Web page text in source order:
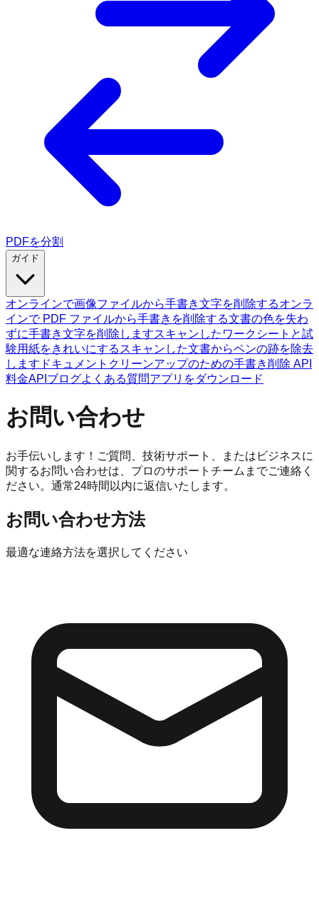
PDFを分割
ガイド
オンラインで画像ファイルから手書き文字を削除するオンラ
インで PDF ファイルから手書きを削除する文書の色を失わ
ずに手書き文字を削除しますスキャンしたワークシートと試
験用紙をきれいにする スキャンした文書からペンの跡を除去
します ドキュメントクリーンアップのための手書き削除 API
料金API ブログよくある質問アプリをダウンロード
お問い合わせ
お手伝いします！ご質問、技術サポート、またはビジネスに
関するお問い合わせは、プロのサポートチームまでご連絡く
ださい。通常24時間以内に返信いたします。
お問い合わせ方法
最適な連絡方法を選択してください